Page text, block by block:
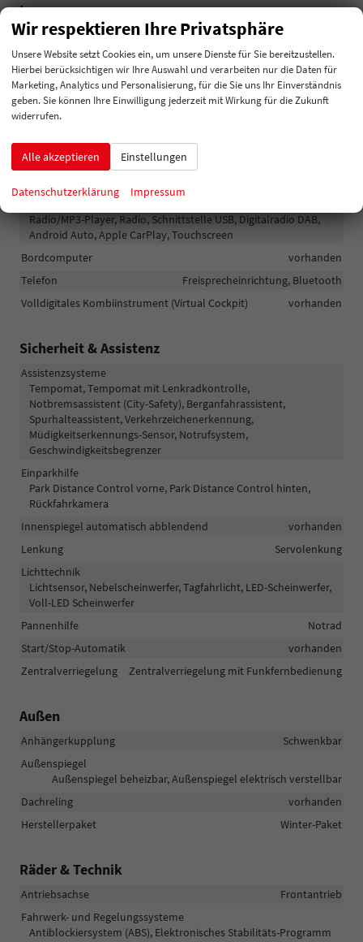
Innen
Klimatisierung
2-Zonen-Klimaautomatik
Lenkrad
in Leder, höhenverstellbar, mit Multifunktionen
Sitze
Isofix (Kindersitzbefestigung), Rücksitzbank hinten geteilt,
Sitzheizung, Isofix Beifahrersitz
Radio/MP3-Player, Radio, Schnittstelle USB, Digitalradio DAB,
Android Auto, Apple CarPlay, Touchscreen
Bordcomputer
vorhanden
Telefon
Freisprecheinrichtung, Bluetooth
Volldigitales Kombiinstrument (Virtual Cockpit)
vorhanden
Sicherheit & Assistenz
Assistenzsysteme
Tempomat, Tempomat mit Lenkradkontrolle,
Notbremsassistent (City-Safety), Berganfahrassistent,
Spurhalteassistent, Verkehrzeichenerkennung,
Müdigkeitserkennungs-Sensor, Notrufsystem,
Geschwindigkeitsbegrenzer
Einparkhilfe
Park Distance Control vorne, Park Distance Control hinten,
Rückfahrkamera
Innenspiegel automatisch abblendend
vorhanden
Lenkung
Servolenkung
Lichttechnik
Lichtsensor, Nebelscheinwerfer, Tagfahrlicht, LED-Scheinwerfer,
Voll-LED Scheinwerfer
Pannenhilfe
Notrad
Start/Stop-Automatik
vorhanden
Zentralverriegelung
Zentralverriegelung mit Funkfernbedienung
Außen
Anhängerkupplung
Schwenkbar
Außenspiegel
Außenspiegel beheizbar, Außenspiegel elektrisch verstellbar
Dachreling
vorhanden
Herstellerpaket
Winter-Paket
Räder & Technik
Antriebsachse
Frontantrieb
Fahrwerk- und Regelungssysteme
Antiblockiersystem (ABS), Elektronisches Stabilitäts-Programm
Wir respektieren Ihre Privatsphäre
Unsere Website setzt Cookies ein, um unsere Dienste für Sie bereitzustellen.
Hierbei berücksichtigen wir Ihre Auswahl und verarbeiten nur die Daten für
Marketing, Analytics und Personalisierung, für die Sie uns Ihr Einverständnis
geben. Sie können Ihre Einwilligung jederzeit mit Wirkung für die Zukunft
widerrufen.
Alle akzeptieren Einstellungen
Datenschutzerklärung Impressum